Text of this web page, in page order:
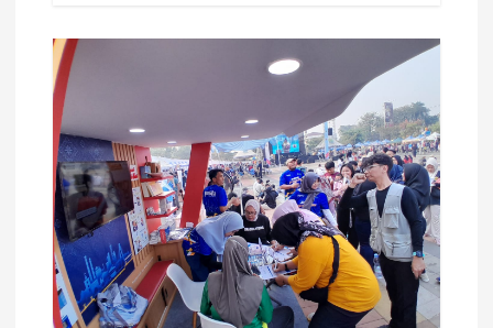
o
k
r A
p
Li
n
k